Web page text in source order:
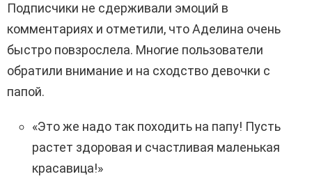
Подписчики не сдерживали эмоций в
комментариях и отметили, что Аделина очень
быстро повзрослела. Многие пользователи
обратили внимание и на сходство девочки с
папой.
«Это же надо так походить на папу! Пусть
растет здоровая и счастливая маленькая
красавица!»